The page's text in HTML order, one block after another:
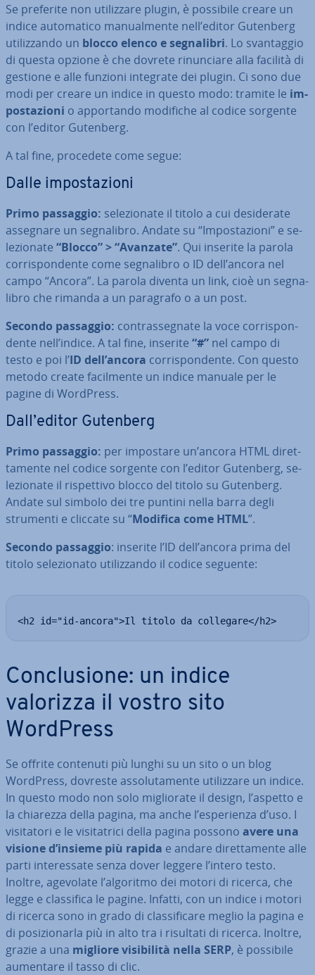
Se preferite non uti­liz­za­re plugin, è possibile creare un
indice au­to­ma­ti­co ma­nual­men­te nell’editor Gutenberg
uti­liz­zan­do un blocco elenco e se­gna­li­bri. Lo svan­tag­gio
di questa opzione è che dovrete ri­nun­cia­re alla facilità di
gestione e alle funzioni integrate dei plugin. Ci sono due
modi per creare un indice in questo modo: tramite le im­
po­sta­zio­ni o ap­por­tan­do modifiche al codice sorgente
con l’editor Gutenberg.
A tal fine, procedete come segue:
Dalle im­po­sta­zio­ni
Primo passaggio: se­le­zio­na­te il titolo a cui de­si­de­ra­te
assegnare un se­gna­li­bro. Andate su “Im­po­sta­zio­ni” e se­
le­zio­na­te “Blocco” > “Avanzate”. Qui inserite la parola
cor­ri­spon­den­te come se­gna­li­bro o ID dell’ancora nel
campo “Ancora”. La parola diventa un link, cioè un se­gna­
li­bro che rimanda a un paragrafo o a un post.
Secondo passaggio: con­tras­se­gna­te la voce cor­ri­spon­
den­te nell’indice. A tal fine, inserite “#” nel campo di
testo e poi l’ID dell’ancora cor­ri­spon­den­te. Con questo
metodo create fa­cil­men­te un indice manuale per le
pagine di WordPress.
Dall’editor Gutenberg
Primo passaggio: per impostare un’ancora HTML di­ret­
ta­men­te nel codice sorgente con l’editor Gutenberg, se­
le­zio­na­te il ri­spet­ti­vo blocco del titolo su Gutenberg.
Andate sul simbolo dei tre puntini nella barra degli
strumenti e cliccate su “Modifica come HTML”.
Secondo passaggio: inserite l’ID dell’ancora prima del
titolo se­le­zio­na­to uti­liz­zan­do il codice seguente:
<h2 id="id-ancora">Il titolo da collegare</h2>
Con­clu­sio­ne: un indice
valorizza il vostro sito
WordPress
Se offrite contenuti più lunghi su un sito o un blog
WordPress, dovreste as­so­lu­ta­men­te uti­liz­za­re un indice.
In questo modo non solo mi­glio­ra­te il design, l’aspetto e
la chiarezza della pagina, ma anche l’espe­rien­za d’uso. I
vi­si­ta­to­ri e le vi­si­ta­tri­ci della pagina possono avere una
visione d’insieme più rapida e andare di­ret­ta­men­te alle
parti in­te­res­sa­te senza dover leggere l’intero testo.
Inoltre, agevolate l’algoritmo dei motori di ricerca, che
legge e clas­si­fi­ca le pagine. Infatti, con un indice i motori
di ricerca sono in grado di clas­si­fi­ca­re meglio la pagina e
di po­si­zio­nar­la più in alto tra i risultati di ricerca. Inoltre,
grazie a una migliore vi­si­bi­li­tà nella SERP, è possibile
aumentare il tasso di clic.